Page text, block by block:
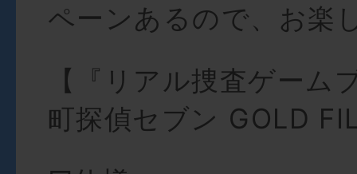
ペーンあるので、お楽
【『リアル捜査ゲーム
町探偵セブン GOLD